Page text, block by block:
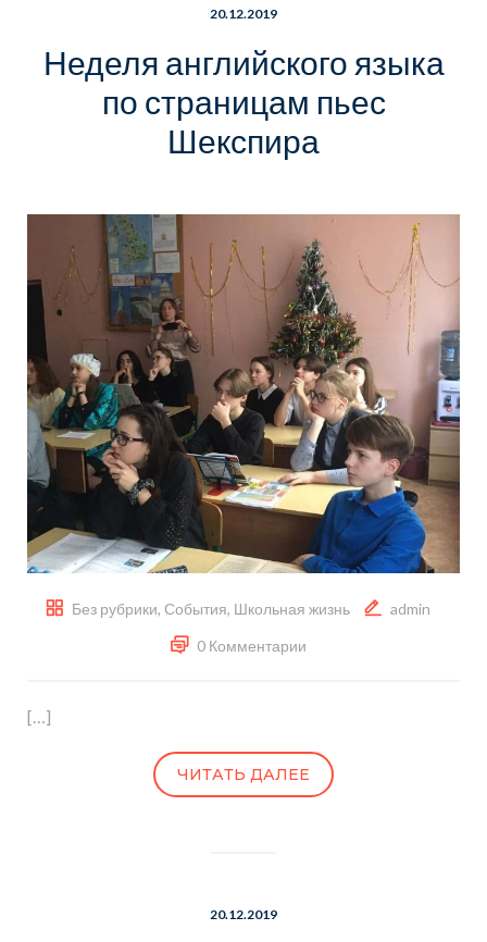
20.12.2019
Неделя английского языка
по страницам пьес
Шекспира
Без рубрики, События, Школьная жизнь
admin
0 Комментарии
[…]
ЧИТАТЬ ДАЛЕЕ
20.12.2019